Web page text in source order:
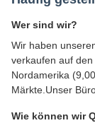
Wer sind wir?
Wir haben
verkaufen auf
Nordamerika
Märkte.Unser
Wie können wir